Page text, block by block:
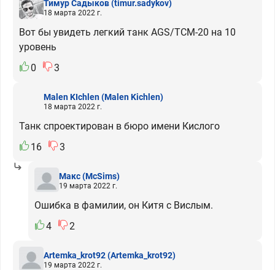
Тимур Садыков(timur.sadykov)
18 марта 2022 г.
Вот бы увидеть легкий танк AGS/TCM-20 на 10
уровень
0
3
Malen KIchlen(Malen Kichlen)
18 марта 2022 г.
Танк спроектирован в бюро имени Кислого
16
3
Макс(McSims)
19 марта 2022 г.
Ошибка в фамилии, он Китя с Вислым.
4
2
Artemka_krot92(Artemka_krot92)
19 марта 2022 г.